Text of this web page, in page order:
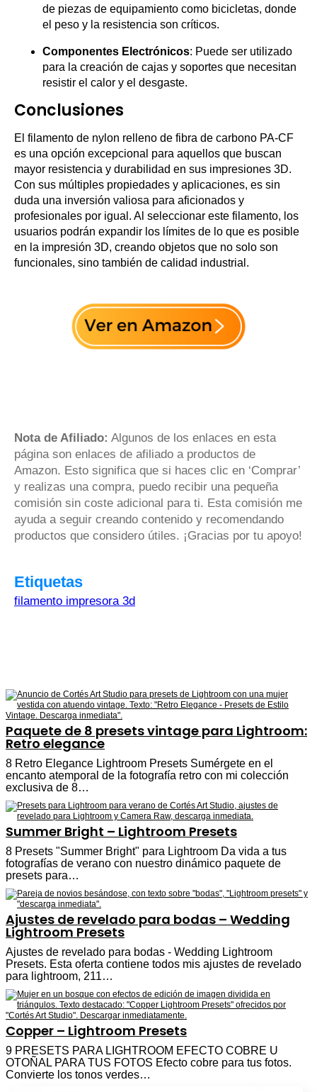
de piezas de equipamiento como bicicletas, donde
el peso y la resistencia son críticos.
Componentes Electrónicos: Puede ser utilizado
para la creación de cajas y soportes que necesitan
resistir el calor y el desgaste.
Conclusiones
El filamento de nylon relleno de fibra de carbono PA-CF
es una opción excepcional para aquellos que buscan
mayor resistencia y durabilidad en sus impresiones 3D.
Con sus múltiples propiedades y aplicaciones, es sin
duda una inversión valiosa para aficionados y
profesionales por igual. Al seleccionar este filamento, los
usuarios podrán expandir los límites de lo que es posible
en la impresión 3D, creando objetos que no solo son
funcionales, sino también de calidad industrial.
Nota de Afiliado: Algunos de los enlaces en esta
página son enlaces de afiliado a productos de
Amazon. Esto significa que si haces clic en ‘Comprar’
y realizas una compra, puedo recibir una pequeña
comisión sin coste adicional para ti. Esta comisión me
ayuda a seguir creando contenido y recomendando
productos que considero útiles. ¡Gracias por tu apoyo!
Etiquetas
filamento impresora 3d
Paquete de 8 presets vintage para Lightroom:
Retro elegance
8 Retro Elegance Lightroom Presets Sumérgete en el
encanto atemporal de la fotografía retro con mi colección
exclusiva de 8…
Summer Bright – Lightroom Presets
8 Presets "Summer Bright" para Lightroom Da vida a tus
fotografías de verano con nuestro dinámico paquete de
presets para…
Ajustes de revelado para bodas – Wedding
Lightroom Presets
Ajustes de revelado para bodas - Wedding Lightroom
Presets. Esta oferta contiene todos mis ajustes de revelado
para lightroom, 211…
Copper – Lightroom Presets
9 PRESETS PARA LIGHTROOM EFECTO COBRE U
OTOÑAL PARA TUS FOTOS Efecto cobre para tus fotos.
Convierte los tonos verdes…